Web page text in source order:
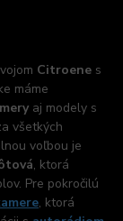
Citroene s
máme
aj modely s
všetkých
voľbou je
, ktorá
Pre pokročilú
, ktorá